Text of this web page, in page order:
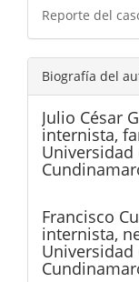
Reporte del
Biografía del
Julio César
internista,
Universidad
Francisco
internista,
Universidad